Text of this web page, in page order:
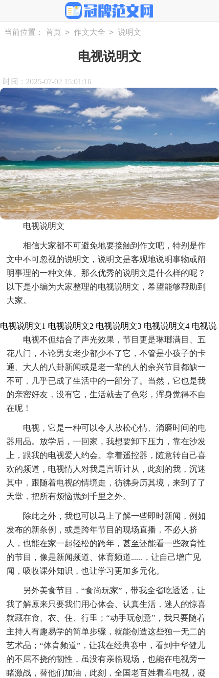
当前位置： 首页 > 作文大全 > 说明文
电视说明文
时间：2025-07-02 15:01:16
电视说明文
相信大家都不可避免地要接触到作文吧，特别是作
文中不可忽视的说明文，说明文是客观地说明事物或阐
明事理的一种文体。那么优秀的说明文是什么样的呢？
以下是小编为大家整理的电视说明文，希望能够帮助到
大家。
电视说明文1
电视不但结合了声光效果，节目更是琳瑯满目、五
花八门，不论男女老少都少不了它，不管是小孩子的卡
通、大人的八卦新闻或是老一辈的人的余兴节目都缺一
不可，几乎已成了生活中的一部分了。当然，它也是我
的亲密好友，没有它，生活就去了色彩，浑身觉得不自
在呢！
电视，它是一种可以令人放松心情、消磨时间的电
器用品。放学后，一回家，我想要卸下压力，靠在沙发
上，跟我的电视爱人约会。拿着遥控器，随意转自己喜
欢的频道，电视情人对我是言听计从，此刻的我，沉迷
其中，跟随着电视的情境走，彷彿身历其境，来到了了
天堂，把所有烦恼抛到千里之外。
除此之外，我也可以马上了解一些即时新闻，例如
发布的新条例，或是跨年节目的现场直播，不必人挤
人，也能在家一起轻松的跨年，甚至还能看一些教育性
的节目，像是新闻频道、体育频道......，让自己增广见
闻，吸收课外知识，也让学习更加多元化。
另外美食节目，“食尚玩家”，带我全省吃透透，让
我了解原来只要我们用心体会、认真生活，迷人的惊喜
就藏在食、衣、住、行里；“动手玩创意”，我只要随着
主持人有趣易学的简单步骤，就能创造这些独一无二的
艺术品；“体育频道”，让我在经典赛中，看到中华健儿
的不屈不挠的韧性，虽没有亲临现场，也能在电视旁一
睹激战，替他们加油，此刻，全国老百姓看着电视，凝
电视说明文2 电视说明文3 电视说明文4 电视说